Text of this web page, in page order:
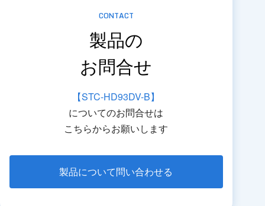
CONTACT
製品の
お問合せ
【STC-HD93DV-B】
についてのお問合せは
こちらからお願いします
製品について問い合わせる